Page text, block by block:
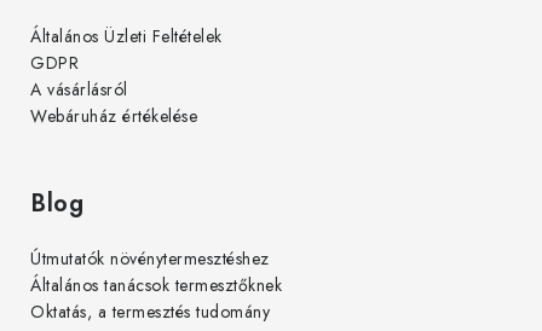
Általános Üzleti Feltételek
GDPR
A vásárlásról
Webáruház értékelése
Blog
Útmutatók növénytermesztéshez
Általános tanácsok termesztőknek
Oktatás, a termesztés tudomány